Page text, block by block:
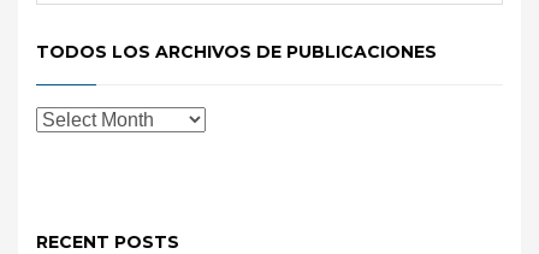
TODOS LOS ARCHIVOS DE PUBLICACIONES
RECENT POSTS